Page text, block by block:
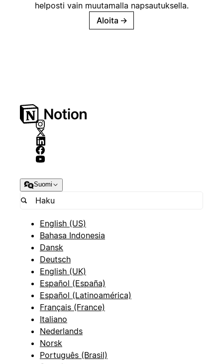
helposti vain muutamalla napsautuksella.
Aloita →
Suomi
English (US)
Bahasa Indonesia
Dansk
Deutsch
English (UK)
Español (España)
Español (Latinoamérica)
Français (France)
Italiano
Nederlands
Norsk
Português (Brasil)